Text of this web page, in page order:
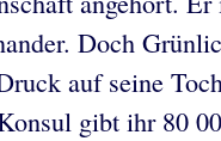
Doch
auf seine
gibt ihr 80